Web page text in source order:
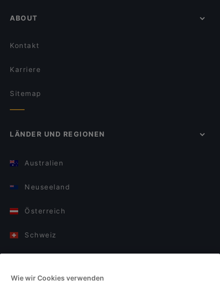
ABOUT
Kontakt
Karriere
Sitemap
LÄNDER UND REGIONEN
Australien
Neuseeland
Österreich
Schweiz
Wie wir Cookies verwenden